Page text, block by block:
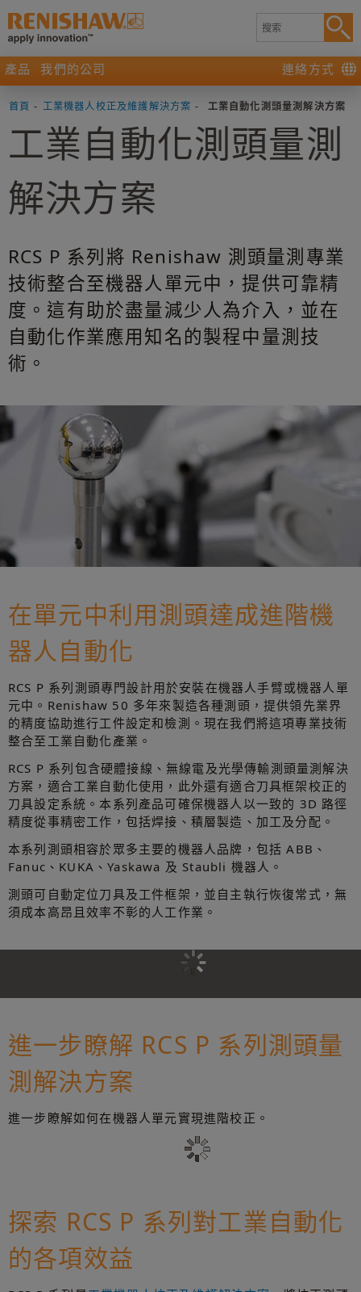
產品 我們的公司 連絡方式
首頁 - 工業機器人校正及維護解決方案 - 工業自動化測頭量測解決方案
工業自動化測頭量測
解決方案
RCS P 系列將 Renishaw 測頭量測專業
技術整合至機器人單元中，提供可靠精
度。這有助於盡量減少人為介入，並在
自動化作業應用知名的製程中量測技
術。
在單元中利用測頭達成進階機
器人自動化
RCS P 系列測頭專門設計用於安裝在機器人手臂或機器人單
元中。Renishaw 50 多年來製造各種測頭，提供領先業界
的精度協助進行工件設定和檢測。現在我們將這項專業技術
整合至工業自動化產業。
RCS P 系列包含硬體接線、無線電及光學傳輸測頭量測解決
方案，適合工業自動化使用，此外還有適合刀具框架校正的
刀具設定系統。本系列產品可確保機器人以一致的 3D 路徑
精度從事精密工作，包括焊接、積層製造、加工及分配。
本系列測頭相容於眾多主要的機器人品牌，包括 ABB、
Fanuc、KUKA、Yaskawa 及 Staubli 機器人。
測頭可自動定位刀具及工件框架，並自主執行恢復常式，無
須成本高昂且效率不彰的人工作業。
進一步瞭解 RCS P 系列測頭量
測解決方案
進一步瞭解如何在機器人單元實現進階校正。
探索 RCS P 系列對工業自動化
的各項效益